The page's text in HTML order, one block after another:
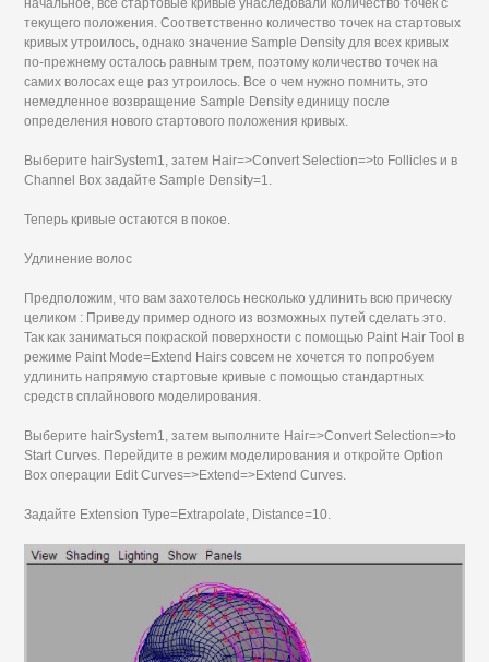
начальное, все стартовые кривые унаследовали количество точек с
текущего положения. Соответственно количество точек на стартовых
кривых утроилось, однако значение Sample Density для всех кривых
по-прежнему осталось равным трем, поэтому количество точек на
самих волосах еще раз утроилось. Все о чем нужно помнить, это
немедленное возвращение Sample Density единицу после
определения нового стартового положения кривых.
Выберите hairSystem1, затем Hair=>Convert Selection=>to Follicles и в
Channel Воx задайте Sample Density=1.
Теперь кривые остаются в покое.
Удлинение волос
Предположим, что вам захотелось несколько удлинить всю прическу
целиком : Приведу пример одного из возможных путей сделать это.
Так как заниматься покраской поверхности с помощью Paint Hair Tool в
режиме Paint Mode=Extend Hairs совсем не хочется то попробуем
удлинить напрямую стартовые кривые с помощью стандартных
средств сплайнового моделирования.
Выберите hairSystem1, затем выполните Hair=>Convert Selection=>to
Start Curves. Перейдите в режим моделирования и откройте Option
Box операции Edit Curves=>Extend=>Extend Curves.
Задайте Extension Type=Extrapolate, Distance=10.